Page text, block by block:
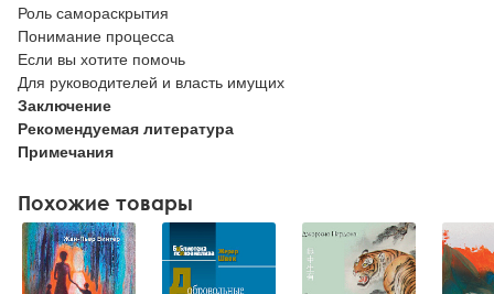
Роль самораскрытия
Понимание процесса
Если вы хотите помочь
Для руководителей и власть имущих
Заключение
Рекомендуемая литература
Примечания
Похожие товары